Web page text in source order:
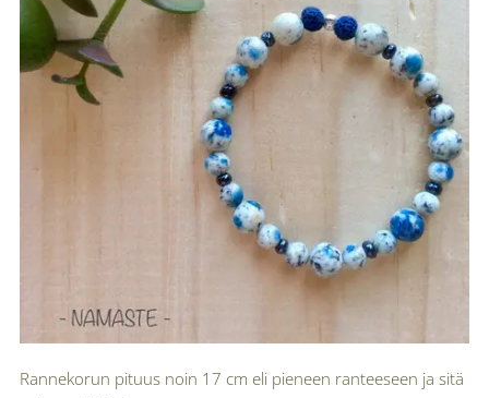
Rannekorun pituus noin 17 cm eli pieneen ranteeseen ja sitä